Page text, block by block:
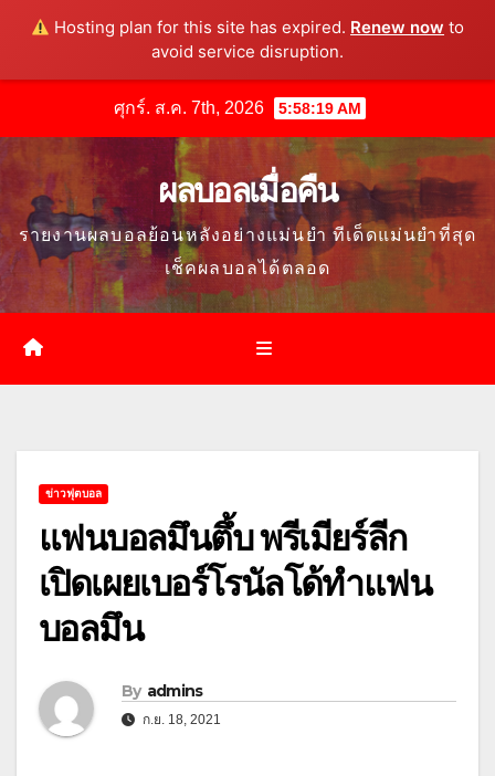
Hosting plan for this site has expired. Renew now to
avoid service disruption.
content
ศุกร์. ส.ค. 7th, 2026 5:58:20 AM
ผลบอลเมื่อคืน
รายงานผลบอลย้อนหลังอย่างแม่นยำ ทีเด็ดแม่นยำที่สุด
เช็คผลบอลได้ตลอด
ข่าวฟุตบอล
แฟนบอลมึนตึ้บ พรีเมียร์ลีก
เปิดเผยเบอร์โรนัลโด้ทำแฟน
บอลมึน
By admins
ก.ย. 18, 2021